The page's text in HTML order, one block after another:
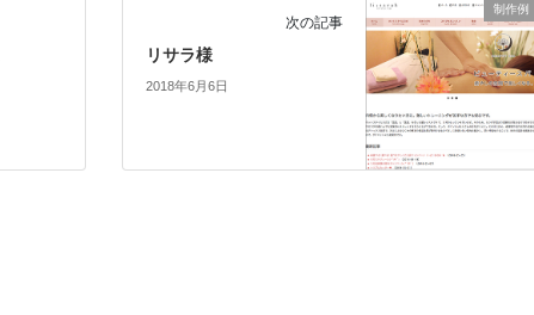
制作例
次の記事
リサラ様
2018年6月6日